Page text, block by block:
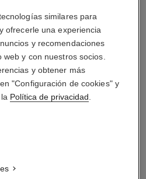
similares para
ofrecerle una experiencia
y recomendaciones
y con nuestros socios.
y obtener más
"Configuración de cookies" y
Política de privacidad